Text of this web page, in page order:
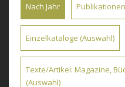
Nach Jahr
Einzelkataloge (Auswahl)
Texte/Artikel: Magazine,
(Auswahl)